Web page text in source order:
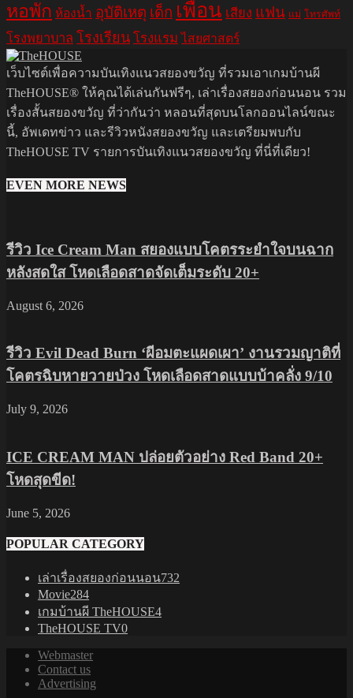
หอพัก ห้องน้ำ อุบัติเหตุ เด็ก เพื่อน เสียง แฟน แม่ โทรศัพท์
โรงพยาบาล โรงเรียน โรงแรม ไสยศาสตร์
เว็บไซต์เพื่อความบันเทิงแนวสยองขวัญ ที่รวมเอาเกมบ้านผี
TheHOUSE® ให้คุณได้เล่นกันฟรีๆ, เล่าเรื่องสยองก่อนนอน รวม
เรื่องสั้นสยองขวัญ ที่ว่ากันว่า หลอนที่สุดบนโลกออนไลน์ขณะ
นี้, อัพเดทข่าว และรีวิวหนังสยองขวัญ และเตรียมพบกับ
TheHOUSE TV รายการบันเทิงแนวสยองขวัญ ที่นี่ที่เดียว!
EVEN MORE NEWS
รีวิว Ice Cream Man สยองแบบโคตรระยำใจบนฉาก
หลังสดใส โหดเลือดสาดจัดเต็มระดับ 20+
August 6, 2026
รีวิว Evil Dead Burn ‘ผีอมตะแผดเผา’ งานรวมญาติที่
โคตรฉิบหายวายป่วง โหดเลือดสาดแบบบ้าคลั่ง 9/10
July 9, 2026
ICE CREAM MAN ปล่อยตัวอย่าง Red Band 20+
โหดสุดขีด!
June 5, 2026
POPULAR CATEGORY
เล่าเรื่องสยองก่อนนอน732
Movie284
เกมบ้านผี TheHOUSE4
TheHOUSE TV0
Webmaster
Contact us
Advertising